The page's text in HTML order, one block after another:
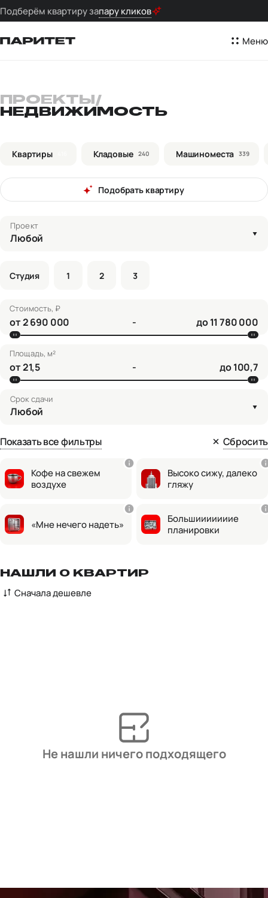
Подберём квартиру запару кликов
Меню
ПРОЕКТЫ /
НЕДВИЖИМОСТЬ
Квартиры Кладовые 240 Машиноместа 339
Подобрать квартиру
Проект
Любой
Студия 1 2 3
Стоимость, ₽
от - до
Площадь, м²
от - до
Срок сдачи
Любой
Показать все фильтры Сбросить
Кофе на свежем
воздухе
Высоко сижу, далеко
гляжу
«Мне нечего надеть»
Большииииииие
планировки
НАШЛИ 0 КВАРТИР
Сначала дешевле
Не нашли ничего подходящего